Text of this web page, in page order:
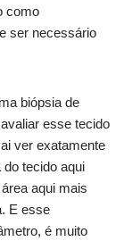
como
ser necessário
biópsia de
esse tecido
ver exatamente
tecido aqui
aqui mais
E esse
é muito